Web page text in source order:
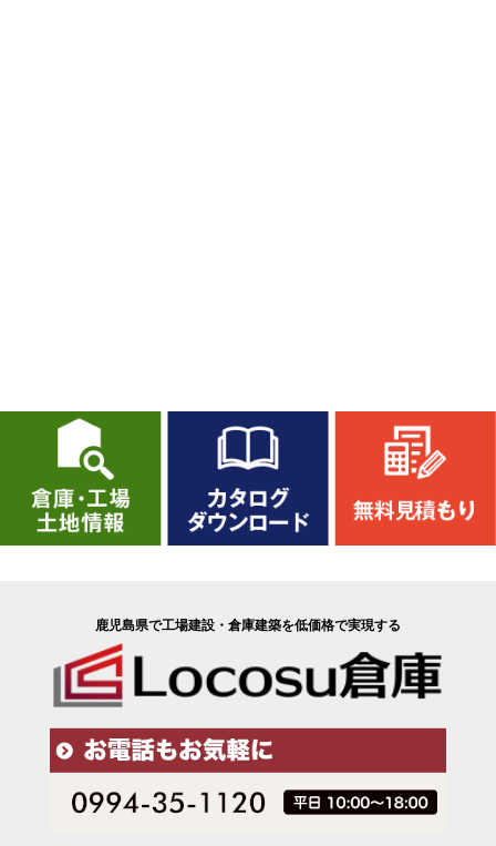
鹿児島県で工場建設・倉庫建築を低価格で実現する